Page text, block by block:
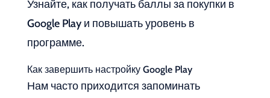
Узнайте, как получать баллы за покупки в
Google Play и повышать уровень в
программе.
Как завершить настройку Google Play
Нам часто приходится запоминать